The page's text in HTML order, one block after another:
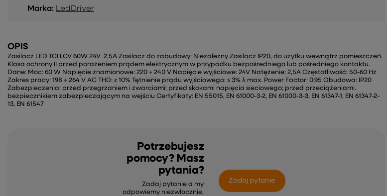
Marka: LedDriver
OPIS
Zasilacz LED TCI LCV 60W 24V 2,5A Zasilacz do zabudowy: Niezależny Zasilacz IP20, do użytku wewnątrz pomieszczeń.
Klasa ochrony II przed porażeniem prądem elektrycznym w przypadku bezpośredniego lub pośredniego kontaktu.
Dane: Moc: 60 W Napięcie znamionowe: 220 ÷ 240 V Napięcie wyjściowe: 24V Natężenie: 2,5A Częstotliwość: 50-60 Hz
Zakres pracy: 198 ÷ 264 V AC THD: ≥ 10% Tętnienie prądu wyjściowego: ≤ 3% λ max. Power Factor: 0,95 Obudowa: IP20
Zabezpieczenia: przed przegrzaniem i zwarciami; przed skokami napięcia sieciowego; przed przeciążeniami.
bezpiecznikiem zabezpieczającym na wejściu Certyfikaty: EN 55015, EN 61000-3-2, EN 61000-3-3, EN 61347-1, EN 61347-2-
13, EN 61547
Potrzebujesz
pomocy? Masz
pytania?
Zadaj pytanie a my
odpowiemy niezwłocznie,
Zadaj pytanie